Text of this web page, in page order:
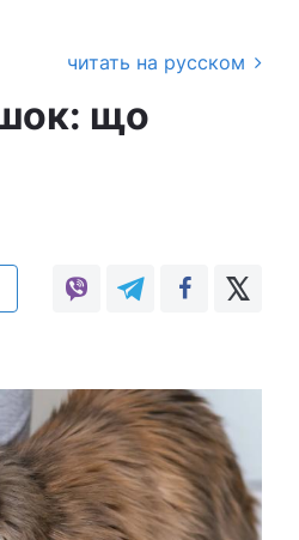
читать на русском
що